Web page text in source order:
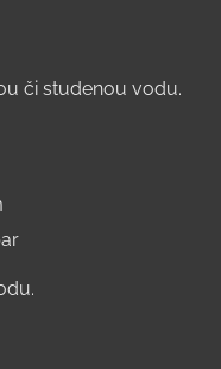
či studenou vodu.